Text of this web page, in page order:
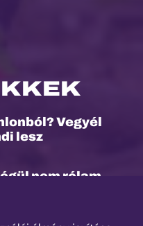
Vegyél
lesz
nem rólam